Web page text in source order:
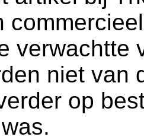
verwachtte
niet van
op